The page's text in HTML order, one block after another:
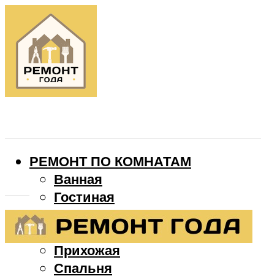
РЕМОНТ ПО КОМНАТАМ
Ванная
Гостиная
Детская
Кухня
Прихожая
Спальня